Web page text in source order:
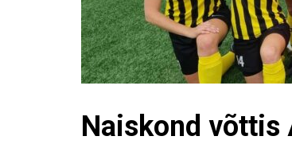
Naiskond